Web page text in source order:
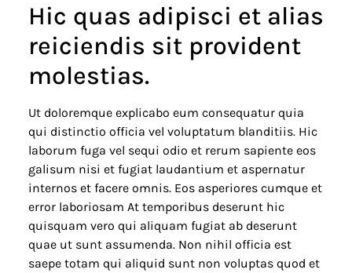
Hic quas adipisci et alias
reiciendis sit provident
molestias.
Ut doloremque explicabo eum consequatur quia
qui distinctio officia vel voluptatum blanditiis. Hic
laborum fuga vel sequi odio et rerum sapiente eos
galisum nisi et fugiat laudantium et aspernatur
internos et facere omnis. Eos asperiores cumque et
error laboriosam At temporibus deserunt hic
quisquam vero qui aliquam fugiat ab deserunt
quae ut sunt assumenda. Non nihil officia est
saepe totam qui aliquid sunt non voluptas quod et